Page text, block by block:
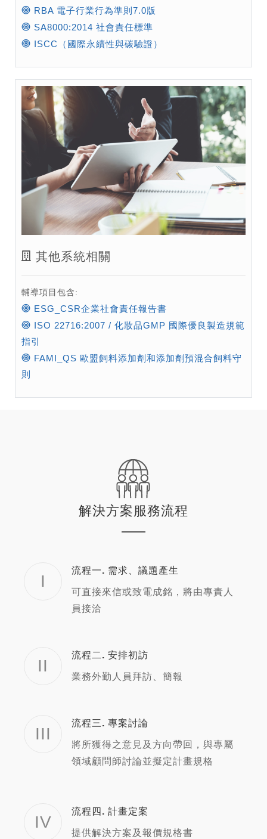
RBA 電子行業行為準則7.0版
SA8000:2014 社會責任標準
ISCC（國際永續性與碳驗證）
其他系統相關
輔導項目包含:
ESG_CSR企業社會責任報告書
ISO 22716:2007 / 化妝品GMP 國際優良製造規範
指引
FAMI_QS 歐盟飼料添加劑和添加劑預混合飼料守
則
解決方案服務流程
I
流程一. 需求、議題產生
可直接來信或致電成銘，將由專責人
員接洽
II
流程二. 安排初訪
業務外勤人員拜訪、簡報
III
流程三. 專案討論
將所獲得之意見及方向帶回，與專屬
領域顧問師討論並擬定計畫規格
IV
流程四. 計畫定案
提供解決方案及報價規格書